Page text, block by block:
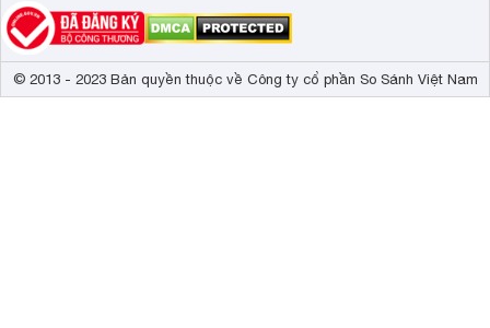
© 2013 - 2023 Bản quyền thuộc về Công ty cổ phần So Sánh Việt Nam